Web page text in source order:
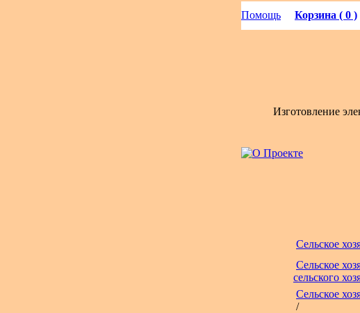
Помощь Корзина ( 0 )
Изготовление
Сельское
Сельское
сельского
Сельское
/